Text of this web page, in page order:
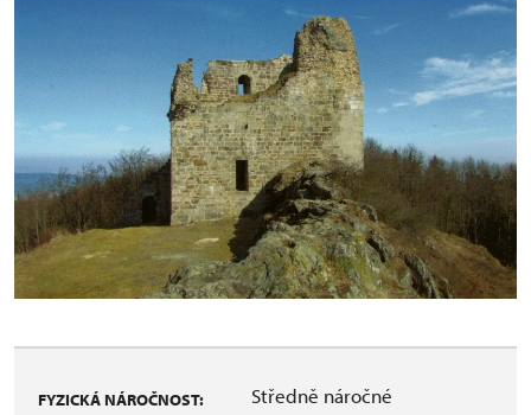
FYZICKÁ NÁROČNOST: Středně náročné